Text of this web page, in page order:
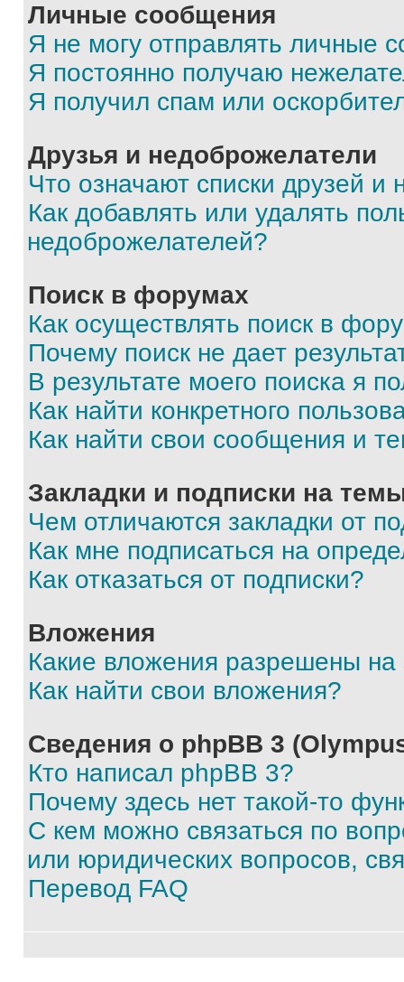
Личные сообщения
Я не могу отправлять личные
Я постоянно получаю
Я получил спам или
Друзья и недоброжелатели
Что означают списки друзей и
Как добавлять или удалять
недоброжелателей?
Поиск в форумах
Как осуществлять поиск в
Почему поиск не дает
В результате моего поиска я
Как найти конкретного
Как найти свои сообщения и
Закладки и подписки на
Чем отличаются закладки от
Как мне подписаться на
Как отказаться от подписки?
Вложения
Какие вложения разрешены
Как найти свои вложения?
Сведения о phpBB 3
Кто написал phpBB 3?
Почему здесь нет такой-то
С кем можно связаться по
или юридических вопросов,
Перевод FAQ